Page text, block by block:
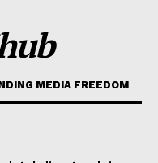
MEDIA FREEDOM